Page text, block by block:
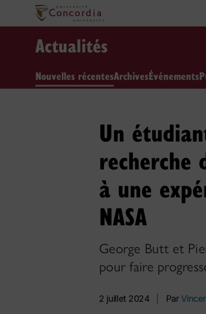
Actualités
Nouvelles récentesArchivesÉvénements
Un
recherche
à une
NASA
George Butt et
pour faire
2 juillet 2024 Par